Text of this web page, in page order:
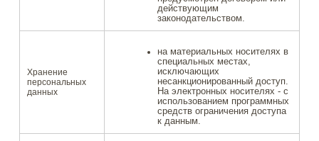
действующим
законодательством.
Хранение
персональных
данных
на материальных носителях в
специальных местах,
исключающих
несанкционированный доступ.
На электронных носителях - с
использованием программных
средств ограничения доступа
к данным.